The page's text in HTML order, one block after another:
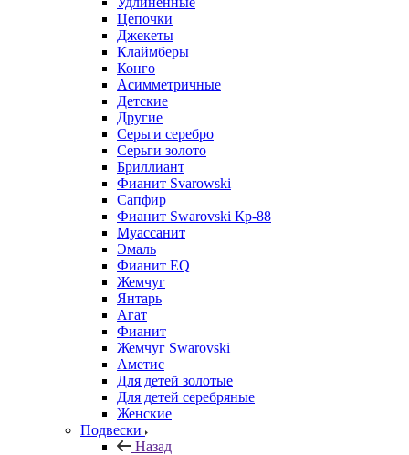
Цепочки
Джекеты
Клаймберы
Конго
Асимметричные
Детские
Другие
Серьги серебро
Серьги золото
Бриллиант
Фианит Svarowski
Сапфир
Фианит Swarovski Кр-88
Муассанит
Эмаль
Фианит EQ
Жемчуг
Янтарь
Агат
Фианит
Жемчуг Swarovski
Аметис
Для детей золотые
Для детей серебряные
Женские
Подвески
Назад